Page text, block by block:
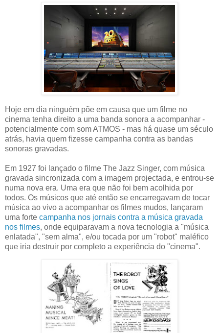
Hoje em dia ninguém põe em causa que um filme no
cinema tenha direito a uma banda sonora a acompanhar -
potencialmente com som ATMOS - mas há quase um século
atrás, havia quem fizesse campanha contra as bandas
sonoras gravadas.
Em 1927 foi lançado o filme The Jazz Singer, com música
gravada sincronizada com a imagem projectada, e entrou-se
numa nova era. Uma era que não foi bem acolhida por
todos. Os músicos que até então se encarregavam de tocar
música ao vivo a acompanhar os filmes mudos, lançaram
uma forte campanha nos jornais contra a música gravada
nos filmes, onde equiparavam a nova tecnologia a "música
enlatada", "sem alma", e/ou tocada por um "robot" maléfico
que iria destruir por completo a experiência do "cinema".